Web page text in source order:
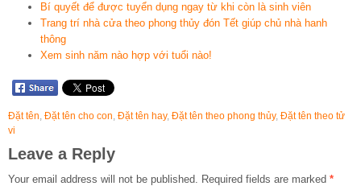
Bí quyết để được tuyển dụng ngay từ khi còn là sinh viên
Trang trí nhà cửa theo phong thủy đón Tết giúp chủ nhà hanh
thông
Xem sinh năm nào hợp với tuổi nào!
Đặt tên, Đặt tên cho con, Đặt tên hay, Đặt tên theo phong thủy, Đặt tên theo tử
vi
Leave a Reply
Your email address will not be published. Required fields are marked *